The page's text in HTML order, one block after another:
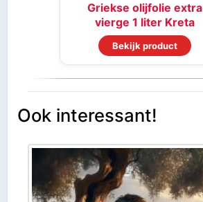
Griekse olijfolie extra
vierge 1 liter Kreta
Bekijk product
Ook interessant!